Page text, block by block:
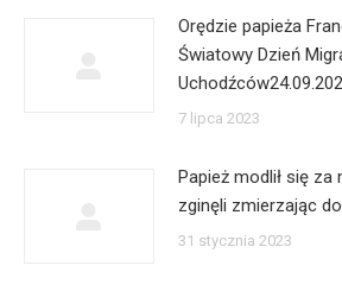
Orędzie papieża
Światowy Dzień
7 lipca 2023
Papież modlił się
zginęli zmierzając
31 stycznia 2023